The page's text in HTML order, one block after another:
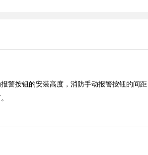
警按钮的安装高度，消防手动报警按钮的间距